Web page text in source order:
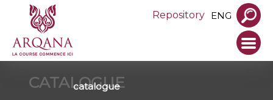
Repository ENG
CATALOGUE
catalogue